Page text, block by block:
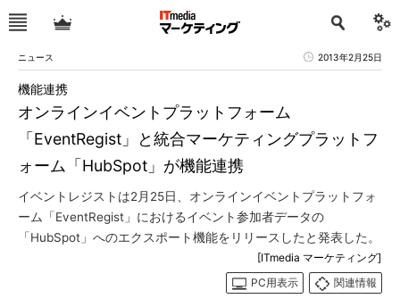
ニュース 2013年2月25日
オンラインイベントプラットフォーム
「EventRegist」と統合マーケティングプラットフ
ォーム「HubSpot」が機能連携
機能連携
イベントレジストは2月25日、オンラインイベントプラットフォ
ーム「EventRegist」におけるイベント参加者データの
「HubSpot」へのエクスポート機能をリリースしたと発表した。
[ITmedia マーケティング]
PC用表示
関連情報